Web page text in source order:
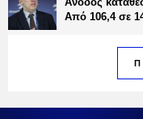
Από 106,4 σε